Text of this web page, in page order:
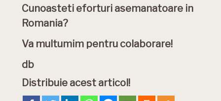
Cunoasteti eforturi asemanatoare in
Romania?
Va multumim pentru colaborare!
db
Distribuie acest articol!